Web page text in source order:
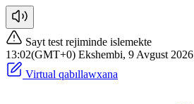
Sayt test rejiminde islemekte
13:02(GMT+0) Ekshembi, 9 Avgust 2026
Virtual qabıllawxana